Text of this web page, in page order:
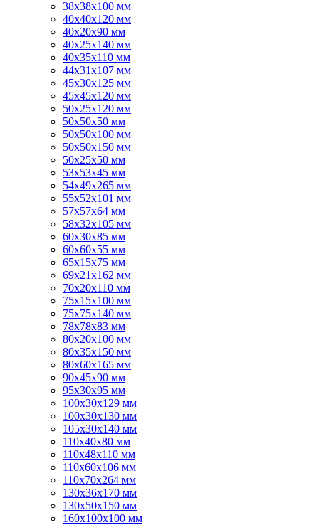
38х38х100 мм
40х40х120 мм
40х20х90 мм
40х25х140 мм
40х35х110 мм
44х31х107 мм
45х30х125 мм
45х45х120 мм
50х25х120 мм
50х50х50 мм
50х50х100 мм
50х50х150 мм
50х25х50 мм
53х53х45 мм
54х49х265 мм
55х52х101 мм
57х57х64 мм
58х32х105 мм
60х30х85 мм
60х60х55 мм
65х15х75 мм
69х21х162 мм
70х20х110 мм
75х15х100 мм
75х75х140 мм
78х78х83 мм
80х20х100 мм
80х35х150 мм
80х60х165 мм
90х45х90 мм
95х30х95 мм
100х30х129 мм
100х30х130 мм
105х30х140 мм
110х40х80 мм
110х48х110 мм
110х60х106 мм
110х70х264 мм
130х36х170 мм
130х50х150 мм
160х100х100 мм